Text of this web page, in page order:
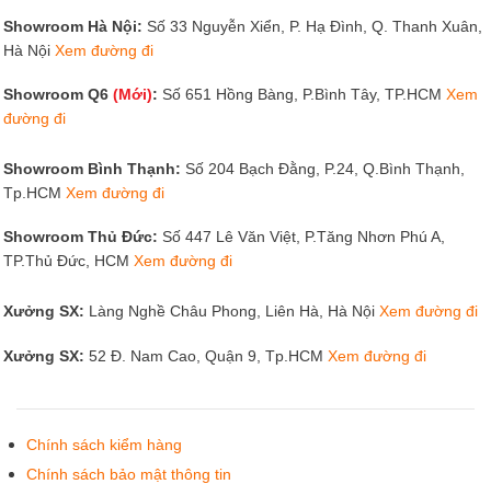
Showroom Hà Nội: Số 33 Nguyễn Xiển, P. Hạ Đình, Q. Thanh Xuân,
Hà Nội Xem đường đi
Showroom Q6 (Mới): Số 651 Hồng Bàng, P.Bình Tây, TP.HCM Xem
đường đi
Showroom Bình Thạnh: Số 204 Bạch Đằng, P.24, Q.Bình Thạnh,
Tp.HCM Xem đường đi
Showroom Thủ Đức: Số 447 Lê Văn Việt, P.Tăng Nhơn Phú A,
TP.Thủ Đức, HCM Xem đường đi
Xưởng SX: Làng Nghề Châu Phong, Liên Hà, Hà Nội Xem đường đi
Xưởng SX: 52 Đ. Nam Cao, Quận 9, Tp.HCM Xem đường đi
Chính sách kiểm hàng
Chính sách bảo mật thông tin